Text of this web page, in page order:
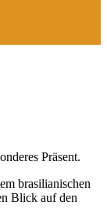
Präsent.
brasilianischen
Blick auf den